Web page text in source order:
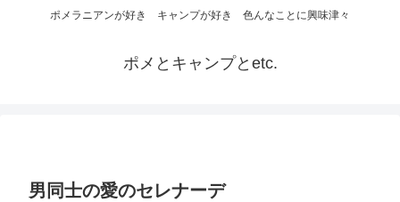
ポメラニアンが好き キャンプが好き 色んなことに興味津々
ポメとキャンプとetc.
男同士の愛のセレナーデ